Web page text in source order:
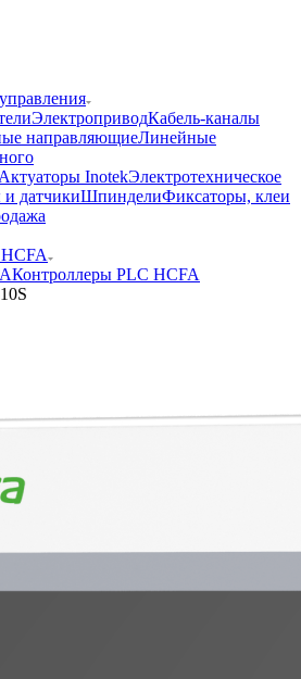
ЭлектроприводКабель-каналы
направляющиеЛинейные
Актуаторы InotekЭлектротехническое
датчикиШпинделиФиксаторы, клеи
Контроллеры PLC HCFA